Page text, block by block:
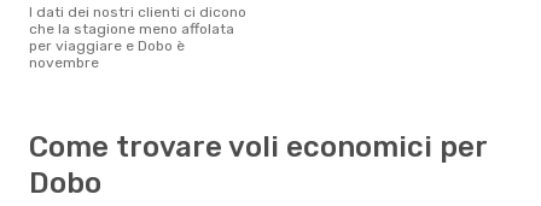
I dati dei nostri clienti ci dicono
che la stagione meno affolata
per viaggiare e Dobo è
novembre
Come trovare voli economici per
Dobo